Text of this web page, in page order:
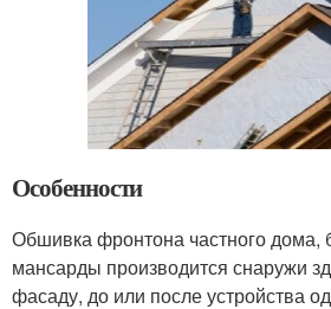
Особенности
Обшивка фронтона частного дома,
мансарды производится снаружи
фасаду, до или после устройства